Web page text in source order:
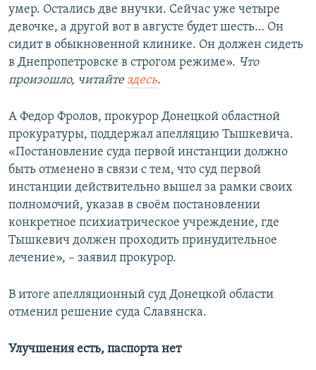
умер. Остались две внучки. Сейчас уже четыре
девочке, а другой вот в августе будет шесть… Он
сидит в обыкновенной клинике. Он должен сидеть
в Днепропетровске в строгом режиме». Что
произошло, читайтездесь.
А Федор Фролов, прокурор Донецкой областной
прокуратуры, поддержал апелляцию Тышкевича.
«Постановление суда первой инстанции должно
быть отменено в связи с тем, что суд первой
инстанции действительно вышел за рамки своих
полномочий, указав в своём постановлении
конкретное психиатрическое учреждение, где
Тышкевич должен проходить принудительное
лечение», – заявил прокурор.
В итоге апелляционный суд Донецкой области
отменил решение суда Славянска.
Улучшения есть, паспорта нет